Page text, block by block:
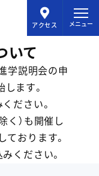
アクセス メニュー
いて
進学説明会の申
ます。
ださい。
く）も開催し
ております。
ください。